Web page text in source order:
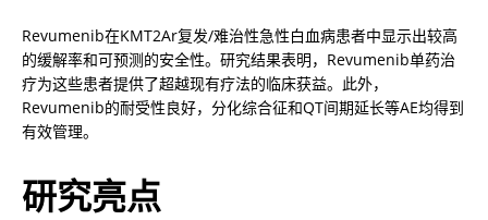
Revumenib在KMT2Ar复发/难治性急性白血病患者中显示出较高
的缓解率和可预测的安全性。研究结果表明，Revumenib单药治
疗为这些患者提供了超越现有疗法的临床获益。此外，
Revumenib的耐受性良好，分化综合征和QT间期延长等AE均得到
有效管理。
研究亮点